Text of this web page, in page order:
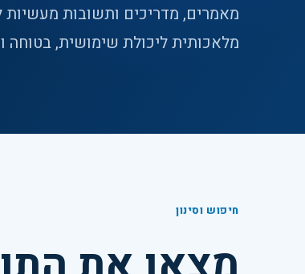
מאמרים, מדריכים ותשובות מעשיות
מלאכותית ליכולת שימושית, בטוחה
חיפוש וסינון